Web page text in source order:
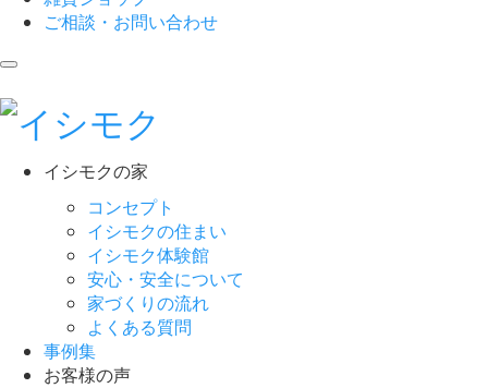
ご相談・お問い合わせ
イシモクの家
コンセプト
イシモクの住まい
イシモク体験館
安心・安全について
家づくりの流れ
よくある質問
事例集
お客様の声